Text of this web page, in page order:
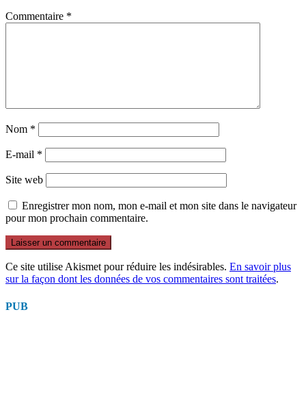
Commentaire *
Nom *
E-mail *
Site web
Enregistrer mon nom, mon e-mail et mon site dans le navigateur
pour mon prochain commentaire.
Ce site utilise Akismet pour réduire les indésirables. En savoir plus
sur la façon dont les données de vos commentaires sont traitées.
PUB